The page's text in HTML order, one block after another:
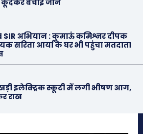
बचाई जान
अभियान : कुमाऊं कमिश्नर दीपक
सरिता आर्या के घर भी पहुंचा मतदाता
इलेक्ट्रिक स्कूटी में लगी भीषण आग,
राख